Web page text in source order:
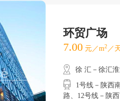
环贸广场
7.00 元／m2 ／
徐 汇－徐汇
1号线－陕西
路、12号线－陕